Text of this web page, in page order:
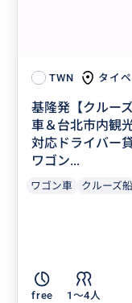
TWN タイ
基隆発【クルー
車＆台北市内観
対応ドライバー
ワゴン...
ワゴン車 クルーズ船
free 1〜4人